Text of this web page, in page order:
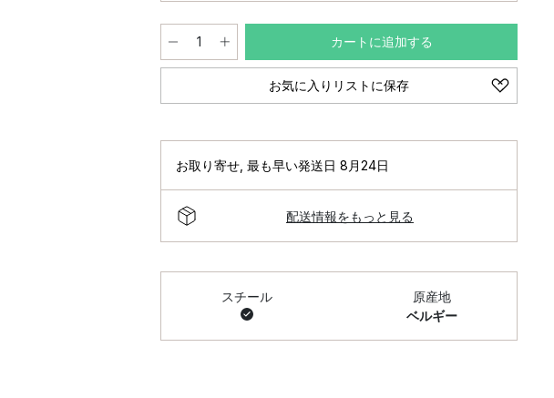
カートに追加する
お気に入りリストに保存
お取り寄せ 最も早い発送日 8月24日
配送情報をもっと見る
スチール
原産地
ベルギー